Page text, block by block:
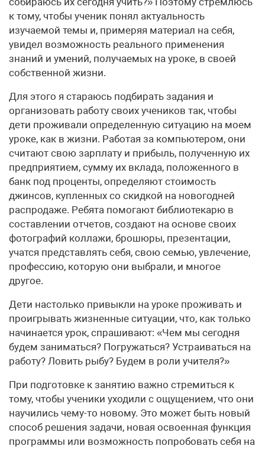
к тому, чтобы ученик понял актуальность
изучаемой темы и, примеряя материал на себя,
увидел возможность реального применения
знаний и умений, получаемых на уроке, в своей
собственной жизни.
Для этого я стараюсь подбирать задания и
организовать работу своих учеников так, чтобы
дети проживали определенную ситуацию на моем
уроке, как в жизни. Работая за компьютером, они
считают свою зарплату и прибыль, полученную их
предприятием, сумму их вклада, положенного в
банк под проценты, определяют стоимость
джинсов, купленных со скидкой на новогодней
распродаже. Ребята помогают библиотекарю в
составлении отчетов, создают на основе своих
фотографий коллажи, брошюры, презентации,
учатся представлять себя, свою семью, увлечение,
профессию, которую они выбрали, и многое
другое.
Дети настолько привыкли на уроке проживать и
проигрывать жизненные ситуации, что, как только
начинается урок, спрашивают: «Чем мы сегодня
будем заниматься? Погружаться? Устраиваться на
работу? Ловить рыбу? Будем в роли учителя?»
При подготовке к занятию важно стремиться к
тому, чтобы ученики уходили с ощущением, что они
научились чему-то новому. Это может быть новый
способ решения задачи, новая освоенная функция
программы или возможность попробовать себя на